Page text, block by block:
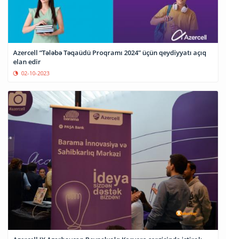
Azercell “Tələbə Təqaüdü Proqramı 2024” üçün qeydiyyatı açıq
elan edir
02-10-2023